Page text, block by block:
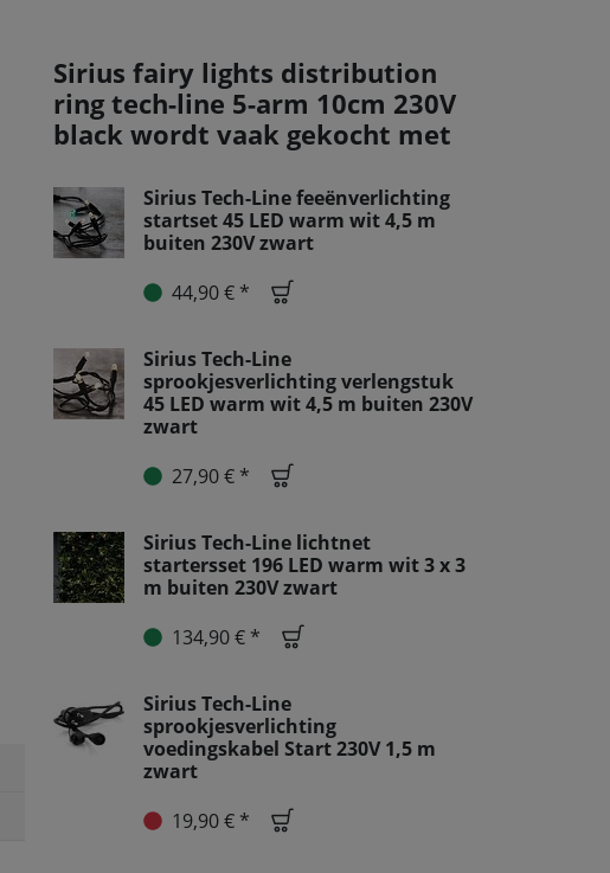
Sirius fairy lights distribution
ring tech-line 5-arm 10cm 230V
black wordt vaak gekocht met
Sirius Tech-Line feeënverlichting
startset 45 LED warm wit 4,5 m
buiten 230V zwart
44,90 € *
Sirius Tech-Line
sprookjesverlichting verlengstuk
45 LED warm wit 4,5 m buiten 230V
zwart
27,90 € *
Sirius Tech-Line lichtnet
startersset 196 LED warm wit 3 x 3
m buiten 230V zwart
134,90 € *
Sirius Tech-Line
sprookjesverlichting
voedingskabel Start 230V 1,5 m
zwart
19,90 € *